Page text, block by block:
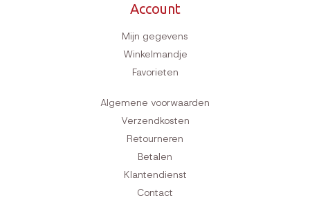
Account
Mijn gegevens
Winkelmandje
Favorieten
Algemene voorwaarden
Verzendkosten
Retourneren
Betalen
Klantendienst
Contact